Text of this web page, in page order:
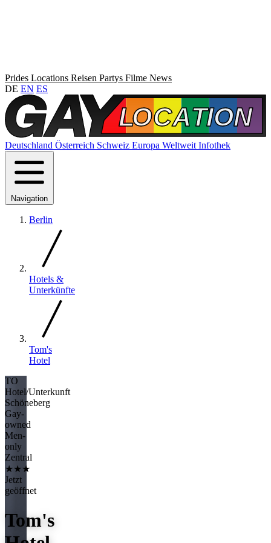
Prides Locations Reisen Partys Filme News
DE EN ES
Deutschland Österreich Schweiz Europa Weltweit Infothek
Navigation
Berlin
Hotels &
Unterkünfte
Tom's
Hotel
TO
Hotel/Unterkunft
Schöneberg
Gay-
owned
Men-
only
Zentral
★★★
Jetzt
geöffnet
Tom's